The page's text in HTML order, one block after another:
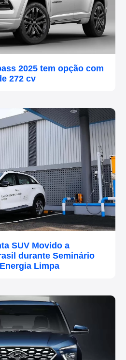
2025 tem opção com
272 cv
SUV Movido a
durante Seminário
Limpa